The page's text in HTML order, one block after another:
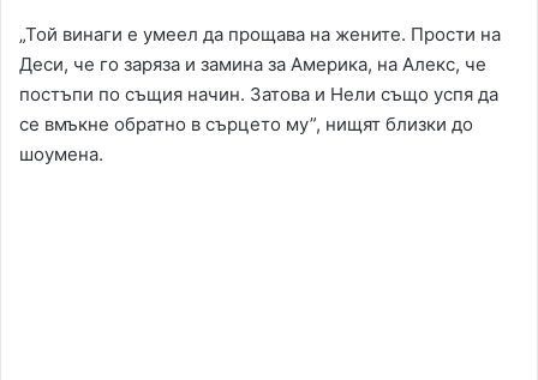
„Той винаги е умеел да прощава на жените. Прости на
Деси, че го заряза и замина за Америка, на Алекс, че
постъпи по същия начин. Затова и Нели също успя да
се вмъкне обратно в сърцето му”, нищят близки до
шоумена.